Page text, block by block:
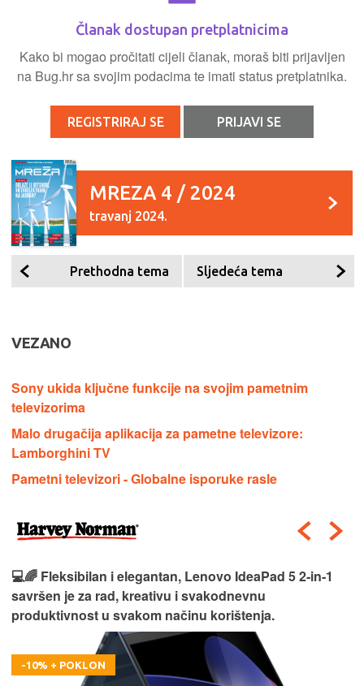
Članak dostupan pretplatnicima
Kako bi mogao pročitati cijeli članak, moraš biti prijavljen
na Bug.hr sa svojim podacima te imati status pretplatnika.
REGISTRIRAJ SE PRIJAVI SE
MREZA 4 / 2024
travanj 2024.
Prethodna tema Sljedeća tema
VEZANO
Sony ukida ključne funkcije na svojim pametnim
televizorima
Malo drugačija aplikacija za pametne televizore:
Lamborghini TV
Pametni televizori - Globalne isporuke rasle
💻🌈 Fleksibilan i elegantan, Lenovo IdeaPad 5 2‑in‑1
savršen je za rad, kreativu i svakodnevnu
produktivnost u svakom načinu korištenja.
-10% + POKLON